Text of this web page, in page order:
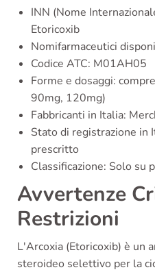
INN (Nome
Etoricoxib
Nomifarmaceutici
Codice ATC: M01AH05
Forme e dosaggi:
90mg, 120mg)
Fabbricanti in Italia:
Stato di registrazione in
prescritto
Classificazione: Solo su
Avvertenze
Restrizioni
L'Arcoxia (Etoricoxib) è un
steroideo selettivo per la